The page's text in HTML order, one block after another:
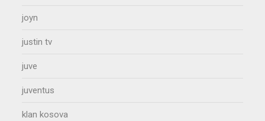
joyn
justin tv
juve
juventus
klan kosova